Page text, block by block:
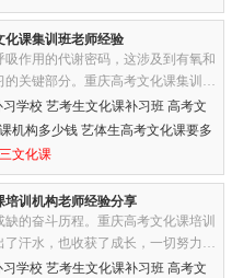
化课集训班老师经验
作用的代谢密码，这涉及到有氧和
关键部分。重庆高考文化课集训班
非常重要，因为它不仅...
学校 艺考生文化课补习班 高考文
机构多少钱 艺体生高考文化课要多
文化课
训机构老师经验分享
的奋斗历程。重庆高考文化课培训
汗水，也收获了成长，一切努力只
。在高三复习冲刺阶段...
学校 艺考生文化课补习班 高考文